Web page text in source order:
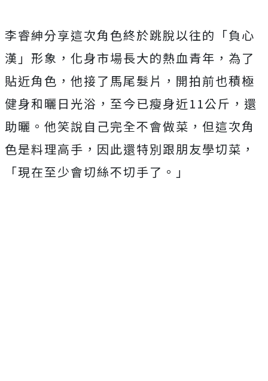
李睿紳分享這次角色終於跳脫以往的「負心
漢」形象，化身市場長大的熱血青年，為了
貼近角色，他接了馬尾髮片，開拍前也積極
健身和曬日光浴，至今已瘦身近11公斤，還
助曬。他笑說自己完全不會做菜，但這次角
色是料理高手，因此還特別跟朋友學切菜，
「現在至少會切絲不切手了。」